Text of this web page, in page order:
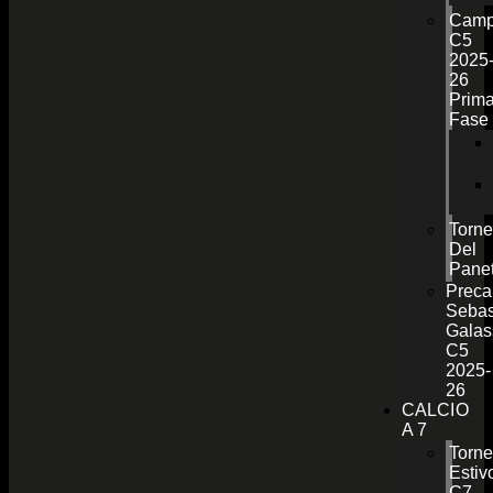
C5
2025-
26
Fase
Del
C5
2025-
26
CALCIO
A 7